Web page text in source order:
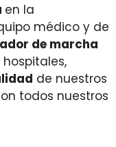
en la
médico y de
de marcha
de nuestros
todos nuestros